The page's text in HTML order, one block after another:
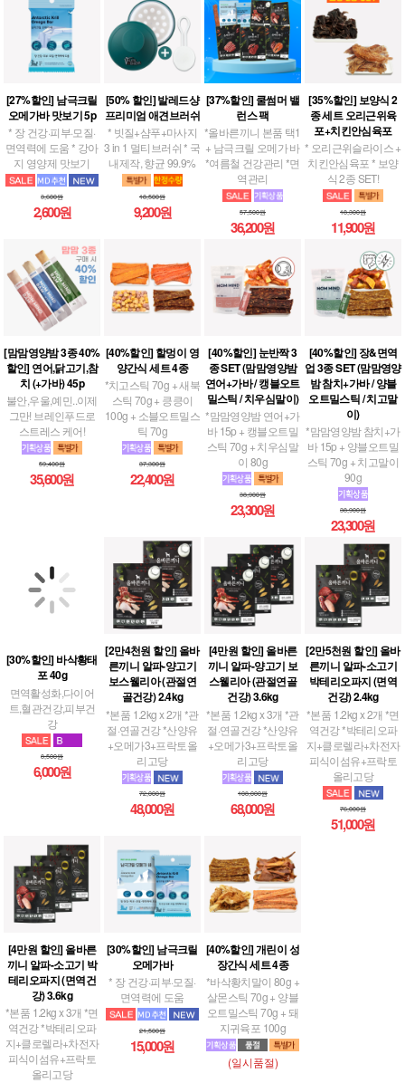
[27%할인] 남극크릴
오메가바 맛보기 5p
* 장 건강·피부·모질·
면역력에 도움 * 강아
지 영양제 맛보기
3,600원
2,600원
[50% 할인] 발레드샹
프리미엄 애견브러쉬
* 빗질+샴푸+마사지
3 in 1 멀티브러쉬 * 국
내제작, 향균 99.9%
18,500원
9,200원
[37%할인] 쿨썸머 밸
런스 팩
*올바른끼니 본품 택1
+ 남극크릴 오메가 바
*여름철 건강관리 *면
역관리
57,500원
36,200원
[35%할인] 보양식 2
종 세트 오리근위육
포+치킨안심육포
* 오리근위슬라이스 +
치킨안심육포 * 보양
식 2종 SET!
18,300원
11,900원
[맘맘영양밤 3종 40%
할인] 연어,닭고기,참
치 (+가바) 45p
불안,우울,예민..이제
그만! 브레인푸드로
스트레스 케어!
59,400원
35,600원
[40%할인] 할멍이 영
양간식 세트 4종
*치고스틱 70g + 새북
스틱 70g + 킁킁이
100g + 소블오트밀스
틱 70g
37,300원
22,400원
[40%할인] 눈반짝 3
종 SET (맘맘영양밤
연어+가바 / 캥블오트
밀스틱 / 치우심말이)
*맘맘영양밤 연어+가
바 15p + 캥블오트밀
스틱 70g + 치우심말
이 80g
38,900원
23,300원
[40%할인] 장&면역
업 3종 SET (맘맘영양
밤 참치+가바 / 양블
오트밀스틱 / 치고말
이)
*맘맘영양밤 참치+가
바 15p + 양블오트밀
스틱 70g + 치고말이
90g
38,900원
23,300원
포 40g
면역활성화,다이어
트,혈관건강,피부건
강
8,500원
6,000원
[2만4천원 할인] 올바
른끼니 알파-양고기
보스웰리아 (관절연
골건강) 2.4kg
*본품 1.2kg x 2개 *관
절·연골건강 *산양유
+오메가3+프락토올
리고당
72,000원
48,000원
[4만원 할인] 올바른
끼니 알파-양고기 보
스웰리아 (관절연골
건강) 3.6kg
*본품 1.2kg x 3개 *관
절·연골건강 *산양유
+오메가3+프락토올
리고당
108,000원
68,000원
[2만5천원 할인] 올바
른끼니 알파-소고기
박테리오파지 (면역
건강) 2.4kg
*본품 1.2kg x 2개 *면
역건강 *박테리오파
지+클로렐라+차전자
피식이섬유+프락토
올리고당
76,000원
51,000원
[4만원 할인] 올바른
끼니 알파-소고기 박
테리오파지 (면역건
강) 3.6kg
*본품 1.2kg x 3개 *면
역건강 *박테리오파
지+클로렐라+차전자
피식이섬유+프락토
올리고당
[30%할인] 남극크릴
오메가바
* 장 건강·피부·모질·
면역력에 도움
21,500원
15,000원
[40%할인] 개린이 성
장간식 세트 4종
*바삭황치말이 80g +
살몬스틱 70g + 양블
오트밀스틱 70g + 돼
지귀육포 100g
(일시품절)